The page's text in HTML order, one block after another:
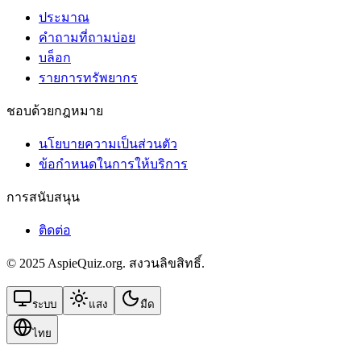
ประมาณ
คำถามที่ถามบ่อย
บล็อก
รายการทรัพยากร
ชอบด้วยกฎหมาย
นโยบายความเป็นส่วนตัว
ข้อกําหนดในการให้บริการ
การสนับสนุน
ติดต่อ
© 2025 AspieQuiz.org. สงวนลิขสิทธิ์.
ระบบ แสง มืด
ไทย